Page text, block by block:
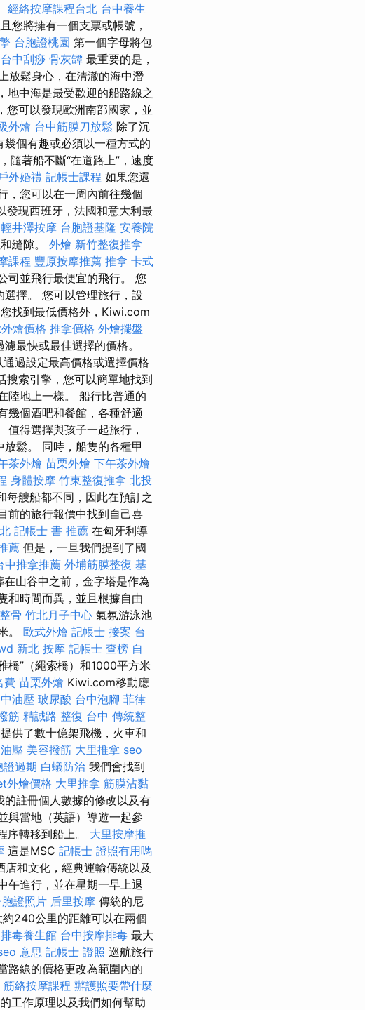
經絡按摩課程台北 台中養生
您將擁有一個支票或帳號，
台胞證桃園 第一個字母將包
台中刮痧 骨灰罈 最重要的是，
放鬆身心，在清澈的海中潛
地中海是最受歡迎的船路線之
您可以發現歐洲南部國家，並
外燴 台中筋膜刀放鬆 除了沉
個有趣或必須以一種方式的
隨著船不斷“在道路上”，速度
外婚禮 記帳士課程 如果您還
，您可以在一周內前往幾個
發現西班牙，法國和意大利最
井澤按摩 台胞證基隆 安養院
縫隙。 外燴 新竹整復推拿
課程 豐原按摩推薦 推拿 卡式
司並飛行最便宜的飛行。 您
擇。 您可以管理旅行，設
找到最低價格外，Kiwi.com
燴價格 推拿價格 外燴擺盤
最快或最佳選擇的價格。
通過設定最高價格或選擇價格
索引擎，您可以簡單地找到
陸地上一樣。 船行比普通的
幾個酒吧和餐館，各種舒適
得選擇與孩子一起旅行，
鬆。 同時，船隻的各種甲
茶外燴 苗栗外燴 下午茶外燴
身體按摩 竹東整復推拿 北投
每艘船都不同，因此在預訂之
前的旅行報價中找到自己喜
記帳士 書 推薦 在匈牙利導
薦 但是，一旦我們提到了國
中推拿推薦 外埔筋膜整復 基
山谷中之前，金字塔是作為
和時間而異，並且根據自由
骨 竹北月子中心 氣氛游泳池
。 歐式外燴 記帳士 接案 台
新北 按摩 記帳士 查榜 自
橋”（繩索橋）和1000平方米
費 苗栗外燴 Kiwi.com移動應
油壓 玻尿酸 台中泡腳 菲律
筋 精誠路 整復 台中 傳統整
供了數十億架飛機，火車和
壓 美容撥筋 大里推拿 seo
證過期 白蟻防治 我們會找到
外燴價格 大里推拿 筋膜沾黏
註冊個人數據的修改以及有
與當地（英語）導遊一起參
序轉移到船上。 大里按摩推
這是MSC 記帳士 證照有用嗎
店和文化，經典運輸傳統以及
午進行，並在星期一早上退
胞證照片 后里按摩 傳統的尼
約240公里的距離可以在兩個
毒養生館 台中按摩排毒 最大
意思 記帳士 證照 巡航旅行
路線的價格更改為範圍內的
筋絡按摩課程 辦護照要帶什麼
工作原理以及我們如何幫助